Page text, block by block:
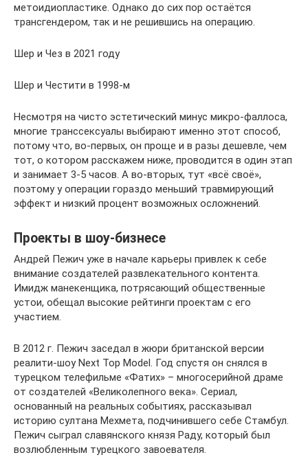
метоидиопластике. Однако до сих пор остаётся
трансгендером, так и не решившись на операцию.
Шер и Чез в 2021 году
Шер и Честити в 1998-м
Несмотря на чисто эстетический минус микро-фаллоса,
многие транссексуалы выбирают именно этот способ,
потому что, во-первых, он проще и в разы дешевле, чем
тот, о котором расскажем ниже, проводится в один этап
и занимает 3-5 часов. А во-вторых, тут «всё своё»,
поэтому у операции гораздо меньший травмирующий
эффект и низкий процент возможных осложнений.
Проекты в шоу-бизнесе
Андрей Пежич уже в начале карьеры привлек к себе
внимание создателей развлекательного контента.
Имидж манекенщика, потрясающий общественные
устои, обещал высокие рейтинги проектам с его
участием.
В 2012 г. Пежич заседал в жюри британской версии
реалити-шоу Next Top Model. Год спустя он снялся в
турецком телефильме «Фатих» – многосерийной драме
от создателей «Великолепного века». Сериал,
основанный на реальных событиях, рассказывал
историю султана Мехмета, подчинившего себе Стамбул.
Пежич сыграл славянского князя Раду, который был
возлюбленным турецкого завоевателя.